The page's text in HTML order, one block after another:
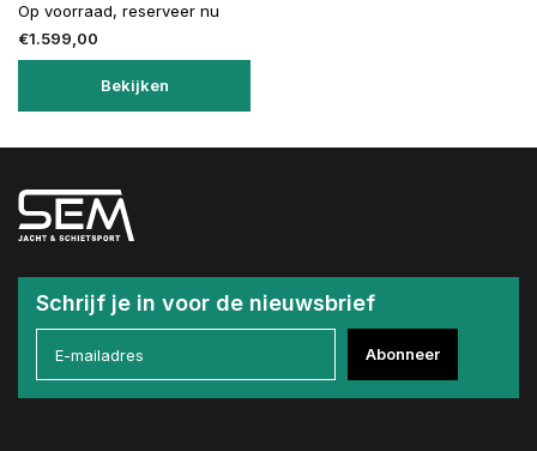
Op voorraad, reserveer nu
€1.599,00
Bekijken
Schrijf je in voor de nieuwsbrief
Abonneer